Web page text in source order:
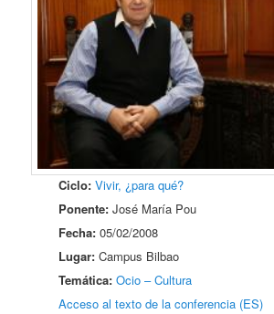
Ciclo: Vivir, ¿para qué?
Ponente: José María Pou
Fecha: 05/02/2008
Lugar: Campus Bilbao
Temática: Ocio – Cultura
Acceso al texto de la conferencia (ES)